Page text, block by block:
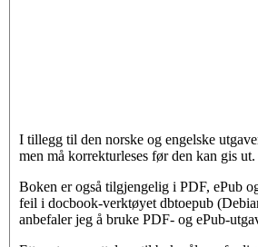
I tillegg til den norske og engelske
men må korrekturleses før den kan gis
Boken er også tilgjengelig i PDF, ePub
feil i docbook-verktøyet dbtoepub
anbefaler jeg å bruke PDF- og ePub-